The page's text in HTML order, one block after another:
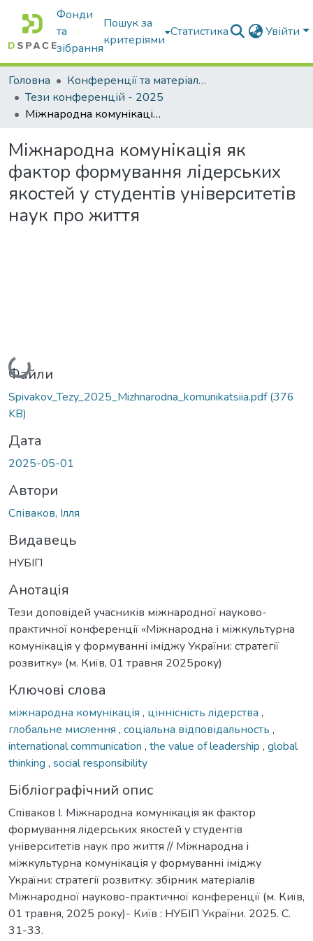
Фонди
та
зібрання
Пошук за
критеріями
Статистика Увійти
Головна
Конференції та матеріали конференцій
Тези конференцій - 2025
Міжнародна комунікація як фактор формування лідерських якостей у студентів університетів наук про життя
Міжнародна комунікація як
фактор формування лідерських
якостей у студентів університетів
наук про життя
Вантажиться...
Файли
Spivakov_Tezy_2025_Mizhnarodna_komunikatsiia.pdf(376
KB)
Дата
2025-05-01
Автори
Співаков, Ілля
Видавець
НУБІП
Анотація
Тези доповідей учасників міжнародної науково-
практичної конференції «Міжнародна і міжкультурна
комунікація у формуванні іміджу України: стратегії
розвитку» (м. Київ, 01 травня 2025року)
Ключові слова
міжнародна комунікація , ціннісність лідерства ,
глобальне мислення , соціальна відповідальность ,
international communication , the value of leadership , global
thinking , social responsibility
Бібліографічний опис
Співаков І. Міжнародна комунікація як фактор
формування лідерських якостей у студентів
університетів наук про життя // Міжнародна і
міжкультурна комунікація у формуванні іміджу
України: стратегії розвитку: збірник матеріалів
Міжнародної науково-практичної конференції (м. Київ,
01 травня, 2025 року)- Київ : НУБІП України. 2025. С.
31-33.